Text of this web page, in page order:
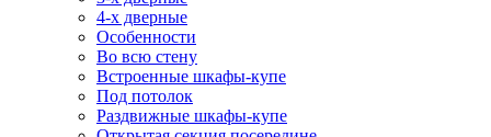
4-х дверные
Особенности
Во всю стену
Встроенные шкафы-купе
Под потолок
Раздвижные шкафы-купе